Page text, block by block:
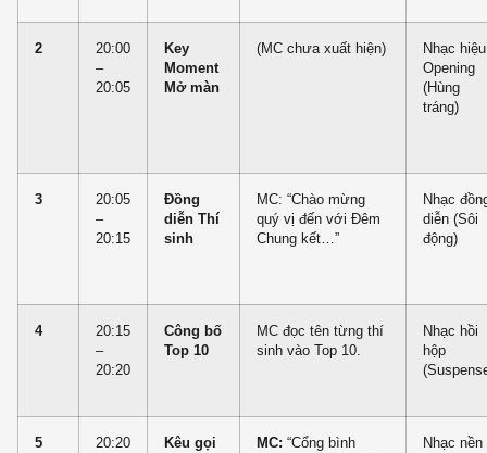
2
20:00
–
20:05
Key
Moment
Mở màn
(MC chưa xuất hiện)
Nhạc hiệu
Opening
(Hùng
tráng)
3
20:05
–
20:15
Đồng
diễn Thí
sinh
MC: “Chào mừng
quý vị đến với Đêm
Chung kết…”
Nhạc
diễn (Sôi
động)
4
20:15
–
20:20
Công bố
Top 10
MC đọc tên từng thí
sinh vào Top 10.
Nhạc hồi
hộp
5
20:20
Kêu gọi
MC: “Cổng bình
Nhạc nền